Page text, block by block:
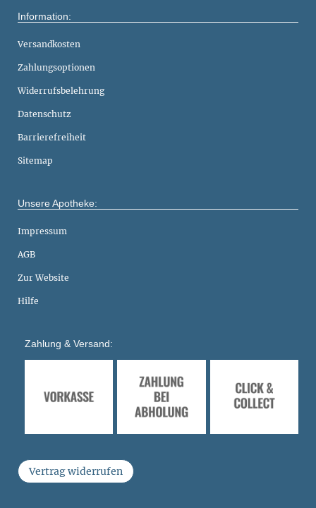
Information:
Versandkosten
Zahlungsoptionen
Widerrufsbelehrung
Datenschutz
Barrierefreiheit
Sitemap
Unsere Apotheke:
Impressum
AGB
Zur Website
Hilfe
Zahlung & Versand:
Vertrag widerrufen